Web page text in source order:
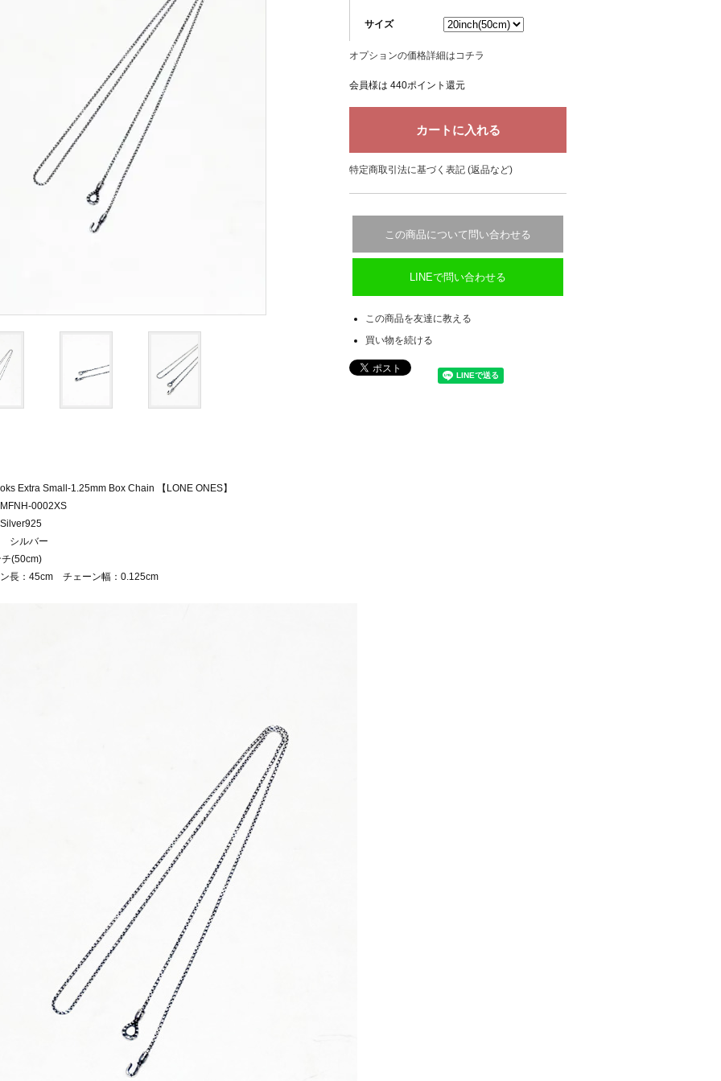
サイズ
オプションの価格詳細はコチラ
会員様は 440ポイント還元
特定商取引法に基づく表記 (返品など)
この商品について問い合わせる
LINEで問い合わせる
この商品を友達に教える
買い物を続ける
Extra Small-1.25mm Box Chain 【LONE ONES】
0002XS
シルバー
(50cm)
長：45cm チェーン幅：0.125cm